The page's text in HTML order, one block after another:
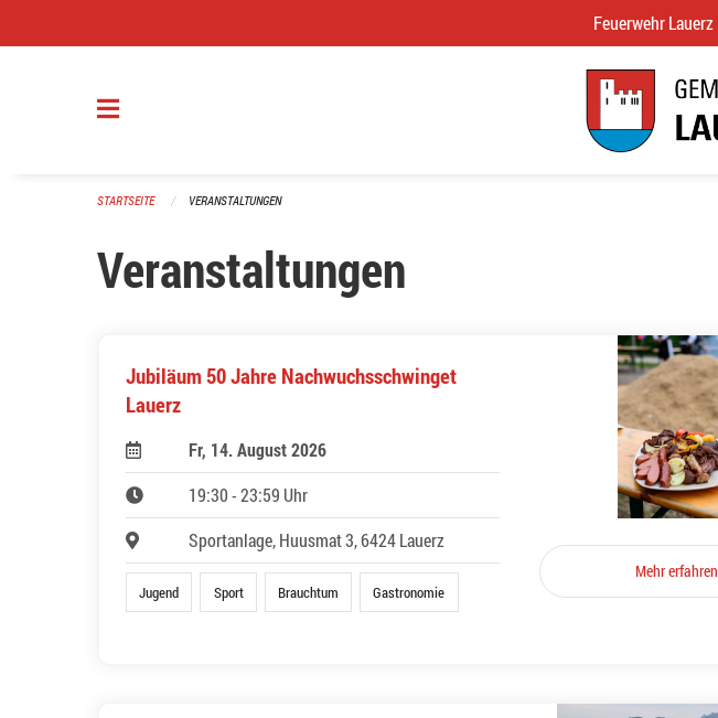
Feuerwehr Lauerz
STARTSEITE VERANSTALTUNGEN
Veranstaltungen
Jubiläum 50 Jahre Nachwuchsschwinget
Lauerz
Fr, 14. August 2026
19:30 - 23:59 Uhr
Sportanlage, Huusmat 3, 6424 Lauerz
Jugend Sport Brauchtum Gastronomie
Mehr erfahren